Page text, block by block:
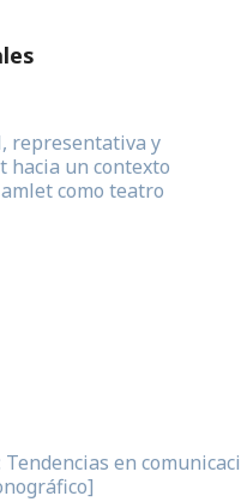
representativa y
hacia un contexto
como teatro
en